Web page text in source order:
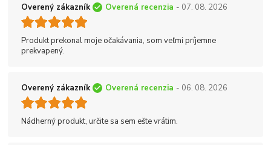
Overený zákazník Overená recenzia - 07. 08. 2026
Produkt prekonal moje očakávania, som veľmi príjemne
prekvapený.
Overený zákazník Overená recenzia - 06. 08. 2026
Nádherný produkt, určite sa sem ešte vrátim.